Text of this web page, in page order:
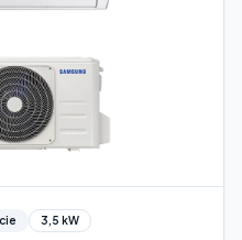
3,5 kW